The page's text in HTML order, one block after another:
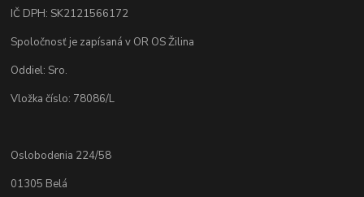
IČ DPH: SK2121566172
Spoločnosť je zapísaná v OR OS Žilina
Oddiel: Sro.
Vložka číslo: 78086/L
Oslobodenia 224/58
01305 Belá